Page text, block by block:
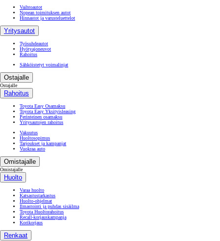
Vaihtoautot
Nopean toimituksen autot
Hinnastot ja varusteluettelot
Yritysautot
Työsuhdeautot
Hyötyajoneuvot
Rahoitus
Sähköistetyt voimalinjat
Ostajalle
Ostajalle
Rahoitus
Toyota Easy Osamaksu
Toyota Easy Yksityisleasing
Perinteinen osamaksu
Yritysautojen rahoitus
Vakuutus
Huoltosopimus
Tarjoukset ja kampanjat
Vuokraa auto
Omistajalle
Omistajalle
Huolto
Varaa huolto
Katsastustarkastus
Huolto-ohjelmat
Ilmastointi ja puhdas sisäilma
Toyota Huoltorahoitus
Recall-korjauskampanja
Korikorjaus
Renkaat